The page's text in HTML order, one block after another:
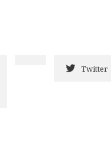
Twitter